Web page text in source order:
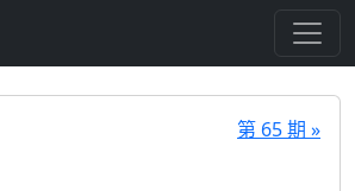
第 65 期 »